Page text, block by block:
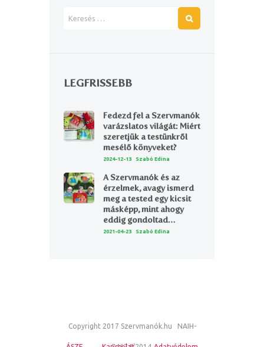
LEGFRISSEBB
Fedezd fel a Szervmanók
varázslatos világát: Miért
szeretjük a testünkről
mesélő könyveket?
2024-12-13 Szabó Edina
A Szervmanók és az
érzelmek, avagy ismerd
meg a tested egy kicsit
másképp, mint ahogy
eddig gondoltad…
2021-04-23 Szabó Edina
Copyright 2017 Szervmanók.hu NAIH-